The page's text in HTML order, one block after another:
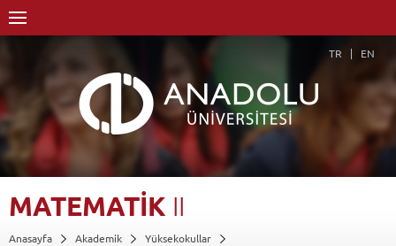
TR EN
MATEMATİK II
Anasayfa Akademik
Yüksekokullar